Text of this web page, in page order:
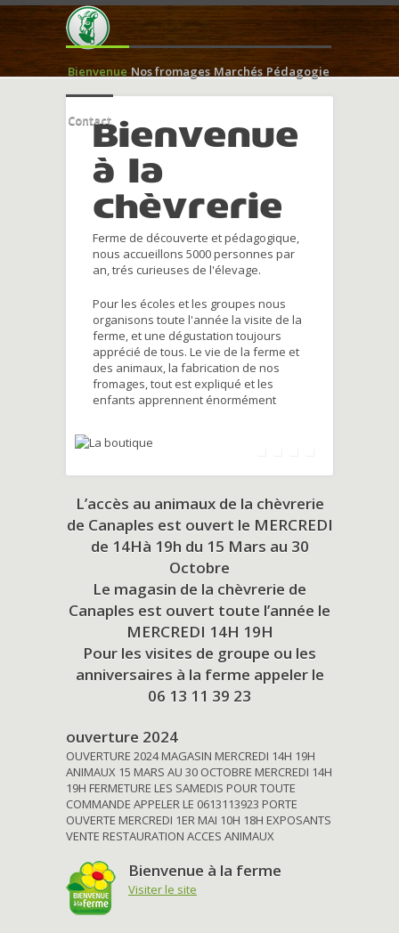
Bienvenue Nos fromages Marchés Pédagogie
ContactBienvenue
à la
chèvrerie
Ferme de découverte et pédagogique,
nous accueillons 5000 personnes par
an, trés curieuses de l'élevage.
Pour les écoles et les groupes nous
organisons toute l'année la visite de la
ferme, et une dégustation toujours
apprécié de tous. Le vie de la ferme et
des animaux, la fabrication de nos
fromages, tout est expliqué et les
enfants apprennent énormément
L’accès au animaux de la chèvrerie
de Canaples est ouvert le MERCREDI
de 14Hà 19h du 15 Mars au 30
Octobre
Le magasin de la chèvrerie de
Canaples est ouvert toute l’année le
MERCREDI 14H 19H
Pour les visites de groupe ou les
anniversaires à la ferme appeler le
06 13 11 39 23
ouverture 2024
OUVERTURE 2024 MAGASIN MERCREDI 14H 19H
ANIMAUX 15 MARS AU 30 OCTOBRE MERCREDI 14H
19H FERMETURE LES SAMEDIS POUR TOUTE
COMMANDE APPELER LE 0613113923 PORTE
OUVERTE MERCREDI 1ER MAI 10H 18H EXPOSANTS
VENTE RESTAURATION ACCES ANIMAUX
Bienvenue à la ferme
Visiter le site